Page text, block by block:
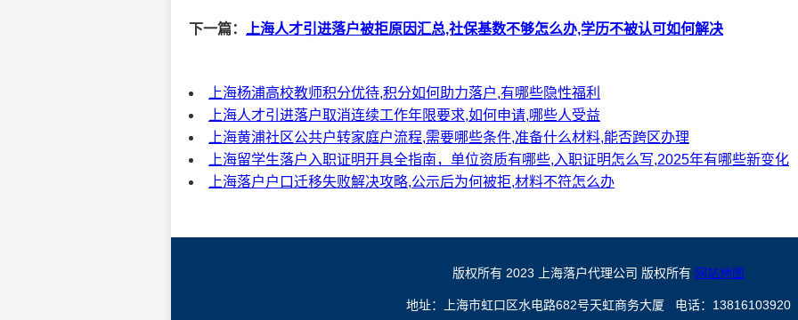
下一篇： 上海人才引进落户被拒原因汇总,社保基数不够怎么办,学历不被认可如何解决
上海杨浦高校教师积分优待,积分如何助力落户,有哪些隐性福利
上海人才引进落户取消连续工作年限要求,如何申请,哪些人受益
上海黄浦社区公共户转家庭户流程,需要哪些条件,准备什么材料,能否跨区办理
上海留学生落户入职证明开具全指南，单位资质有哪些,入职证明怎么写,2025年有哪些新变化
上海落户户口迁移失败解决攻略,公示后为何被拒,材料不符怎么办
版权所有 2023 上海落户代理公司 版权所有 网站地图
地址：上海市虹口区水电路682号天虹商务大厦 电话：13816103920